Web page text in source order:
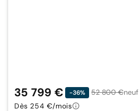
35 799 € -36% 52 800 €neuf
Dès 254 €/mois